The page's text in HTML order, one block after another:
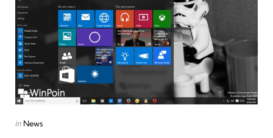
Posted
in News